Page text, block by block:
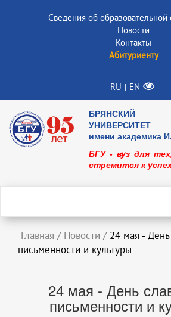
Сведения об образовательной
Новости
Контакты
Абитуриенту
RU | EN
БРЯНСКИЙ
УНИВЕРСИТЕТ
имени академика
БГУ - вуз для
стремится к
Главная / Новости / 24 мая - День
письменности и культуры
24 мая - День
письменности и